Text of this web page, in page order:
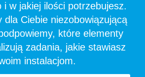
i w jakiej ilości potrzebujesz.
dla Ciebie niezobowiązującą
które elementy
zadania, jakie stawiasz
instalacjom.